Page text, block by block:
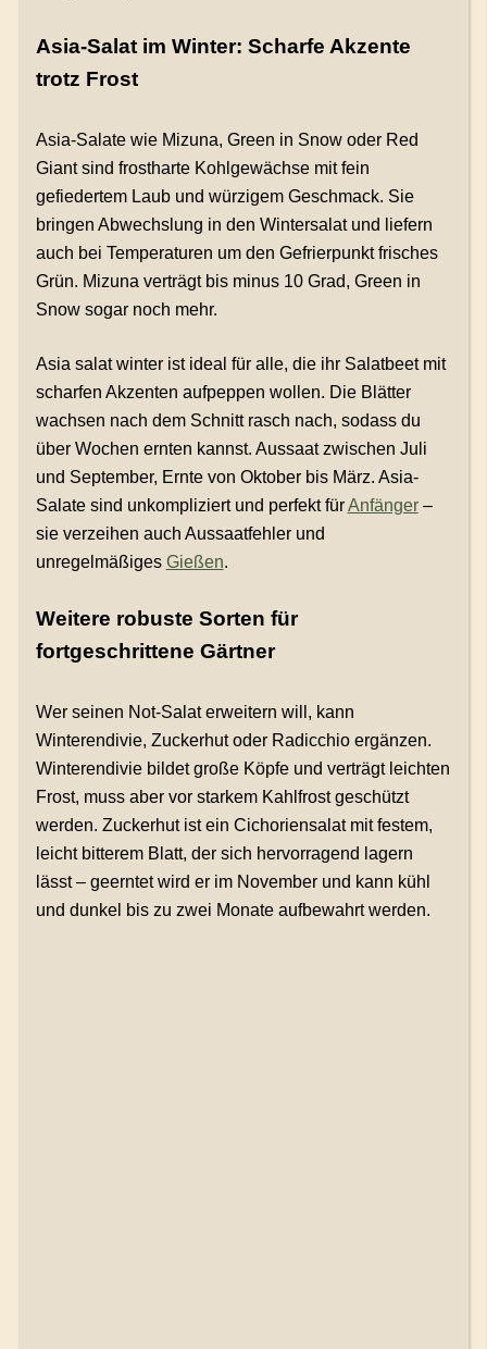
Asia-Salat im Winter: Scharfe Akzente
trotz Frost
Asia-Salate wie Mizuna, Green in Snow oder Red
Giant sind frostharte Kohlgewächse mit fein
gefiedertem Laub und würzigem Geschmack. Sie
bringen Abwechslung in den Wintersalat und liefern
auch bei Temperaturen um den Gefrierpunkt frisches
Grün. Mizuna verträgt bis minus 10 Grad, Green in
Snow sogar noch mehr.
Asia salat winter ist ideal für alle, die ihr Salatbeet mit
scharfen Akzenten aufpeppen wollen. Die Blätter
wachsen nach dem Schnitt rasch nach, sodass du
über Wochen ernten kannst. Aussaat zwischen Juli
und September, Ernte von Oktober bis März. Asia-
Salate sind unkompliziert und perfekt fürAnfänger–
sie verzeihen auch Aussaatfehler und
unregelmäßiges Gießen.
Weitere robuste Sorten für
fortgeschrittene Gärtner
Wer seinen Not-Salat erweitern will, kann
Winterendivie, Zuckerhut oder Radicchio ergänzen.
Winterendivie bildet große Köpfe und verträgt leichten
Frost, muss aber vor starkem Kahlfrost geschützt
werden. Zuckerhut ist ein Cichoriensalat mit festem,
leicht bitterem Blatt, der sich hervorragend lagern
lässt – geerntet wird er im November und kann kühl
und dunkel bis zu zwei Monate aufbewahrt werden.